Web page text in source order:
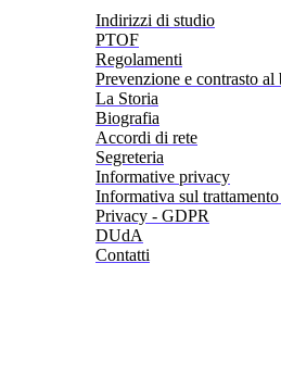
Indirizzi di studio
PTOF
Regolamenti
Prevenzione e contrasto
La Storia
Biografia
Accordi di rete
Segreteria
Informative privacy
Informativa sul
Privacy - GDPR
DUdA
Contatti